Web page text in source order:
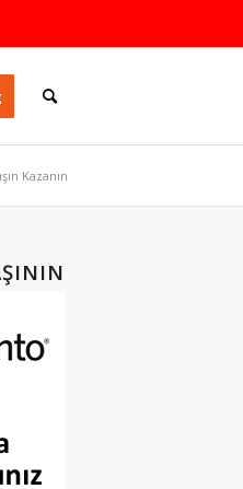
Kazanın